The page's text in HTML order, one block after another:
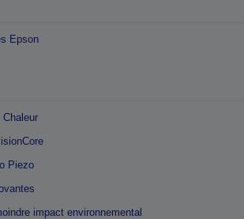
Epson
Chaleur
Piezo
impact environnemental